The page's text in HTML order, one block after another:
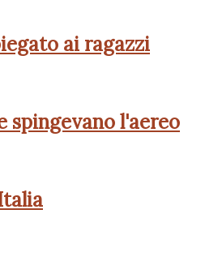
ai ragazzi
spingevano l'aereo